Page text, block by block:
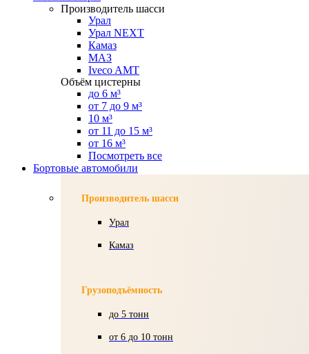
Производитель шасси
Урал
Урал NEXT
Камаз
МАЗ
Iveco AMT
Объём цистерны
до 6 м³
от 7 до 9 м³
10 м³
от 11 до 15 м³
от 16 м³
Посмотреть все
Бортовые автомобили
Производитель шасси
Урал
Камаз
Грузоподъёмность
до 5 тонн
от 6 до 10 тонн